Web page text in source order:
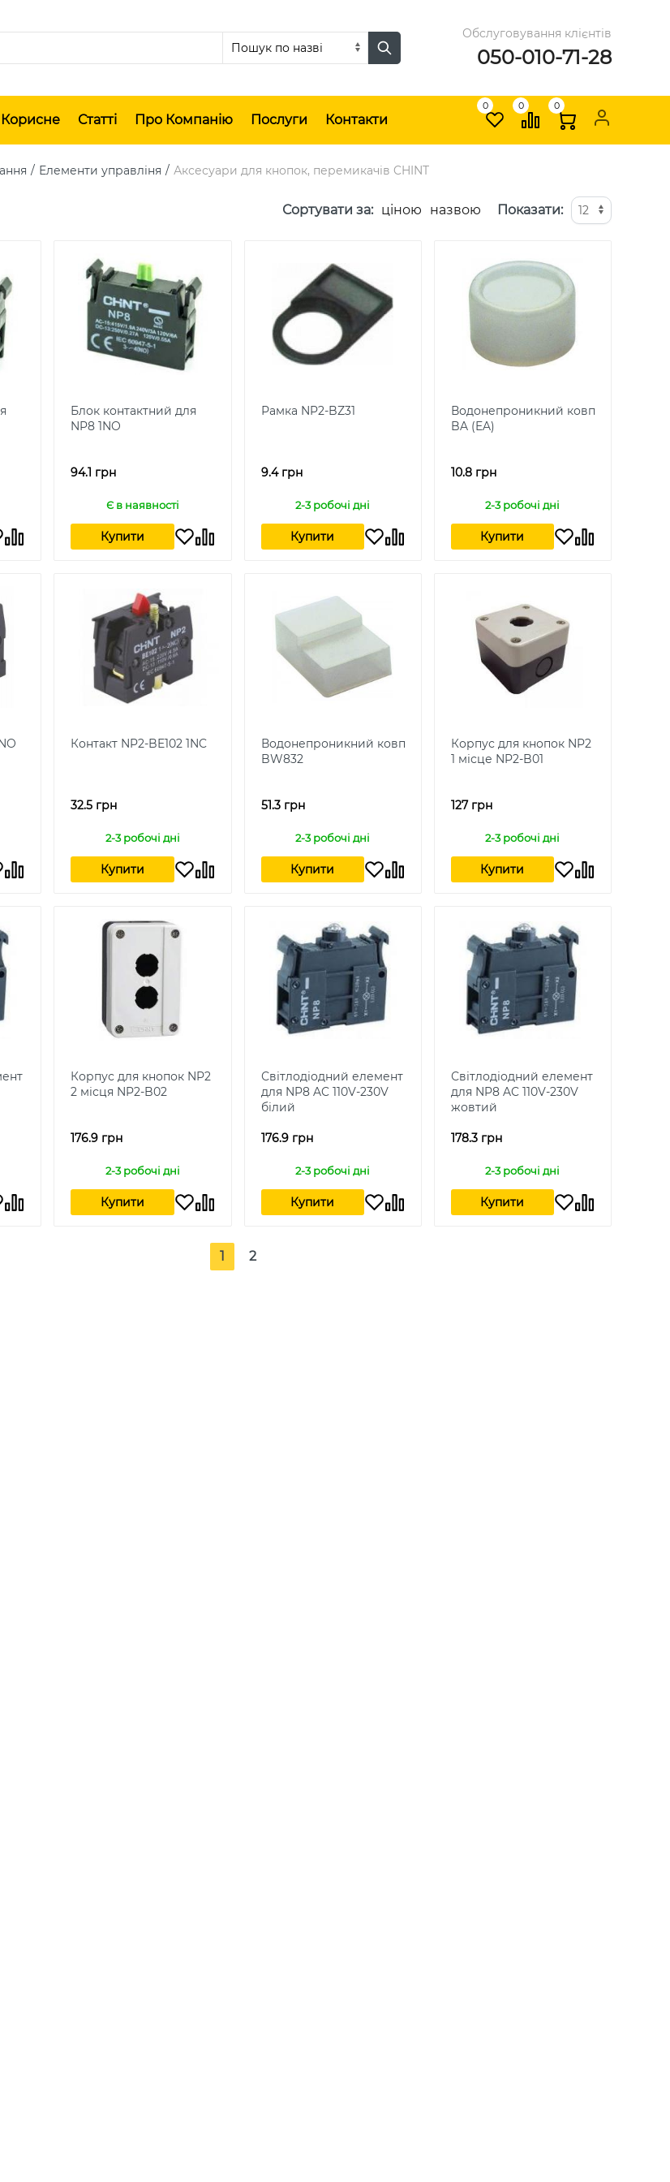
Обслуговування клієнтів
050-010-71-28
Корисне Статті Про Компанію Послуги Контакти
0 0 0
Елементи управліня Аксесуари для кнопок, перемикачів CHINT
Сортувати за: ціною назвою Показати:
Блок контактний для
NP8 1NO
94.1 грн
Є в наявності
Купити
Рамка NP2-BZ31
9.4 грн
2-3 робочі дні
Купити
Водонепроникний ковпачок NP2-
BA (EA)
10.8 грн
2-3 робочі дні
Купити
Контакт NP2-BE102 1NC
32.5 грн
2-3 робочі дні
Купити
Водонепроникний ковпачок NP2-
BW832
51.3 грн
2-3 робочі дні
Купити
Корпус для кнопок NP2
1 місце NP2-B01
127 грн
2-3 робочі дні
Купити
Корпус для кнопок NP2
2 місця NP2-B02
176.9 грн
2-3 робочі дні
Купити
Світлодіодний елемент
для NP8 AC 110V-230V
білий
176.9 грн
2-3 робочі дні
Купити
Світлодіодний елемент
для NP8 AC 110V-230V
жовтий
178.3 грн
2-3 робочі дні
Купити
1 2